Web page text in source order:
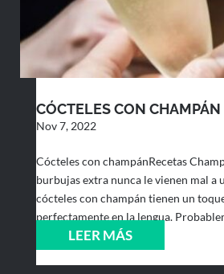
CÓCTELES CON CHAMPÁN
Nov 7, 2022
Cócteles con champánRecetas
burbujas extra nunca le vienen mal a
cócteles con champán tienen un
perfectamente en la lengua.
LEER MÁS